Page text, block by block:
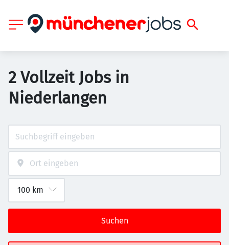
2 Vollzeit Jobs in
Niederlangen
Suchen